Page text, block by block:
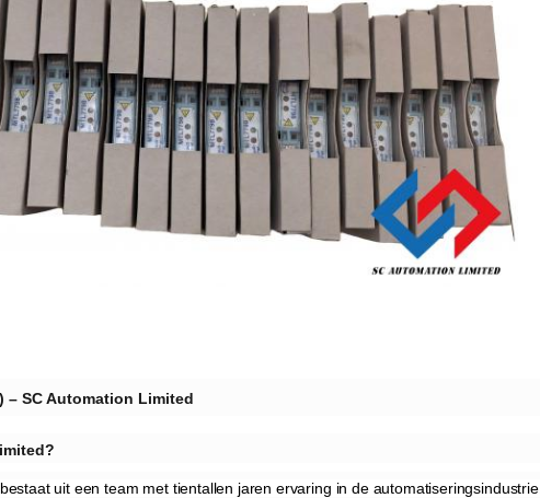
– SC Automation Limited​
uit een team met tientallen jaren ervaring in de automatiseringsindustrie.